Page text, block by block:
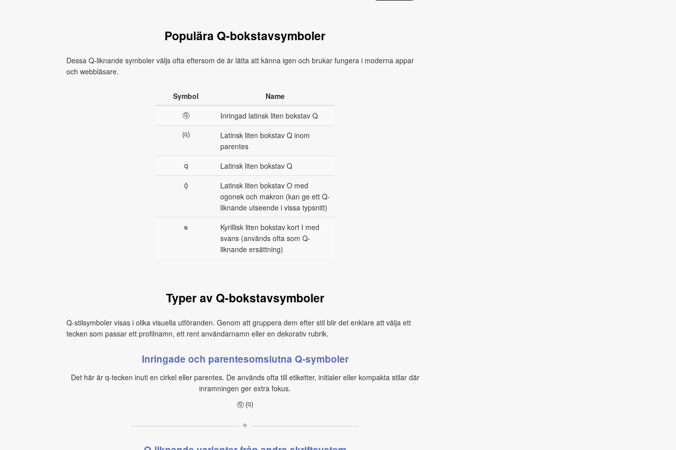
Populära Q-bokstavsymboler
Dessa Q-liknande symboler väljs ofta eftersom de är lätta att känna igen och brukar fungera i moderna appar
och webbläsare.
Symbol
Name
ⓠ
Inringad latinsk liten bokstav Q
⒬
Latinsk liten bokstav Q inom
parentes
q
Latinsk liten bokstav Q
ǭ
Latinsk liten bokstav O med
ogonek och makron (kan ge ett Q-
liknande utseende i vissa typsnitt)
ҩ
Kyrillisk liten bokstav kort I med
svans (används ofta som Q-
liknande ersättning)
Typer av Q-bokstavsymboler
Q-stilsymboler visas i olika visuella utföranden. Genom att gruppera dem efter stil blir det enklare att välja ett
tecken som passar ett profilnamn, ett rent användarnamn eller en dekorativ rubrik.
Inringade och parentesomslutna Q-symboler
Det här är q-tecken inuti en cirkel eller parentes. De används ofta till etiketter, initialer eller kompakta stilar där
inramningen ger extra fokus.
ⓠ ⒬
✧